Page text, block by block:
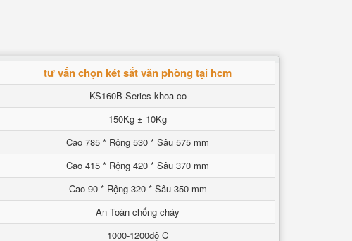
tư vấn chọn két sắt văn phòng tại hcm
KS160B-Series khoa co
150Kg ± 10Kg
Cao 785 * Rộng 530 * Sâu 575 mm
Cao 415 * Rộng 420 * Sâu 370 mm
Cao 90 * Rộng 320 * Sâu 350 mm
An Toàn chống cháy
1000-1200độ C